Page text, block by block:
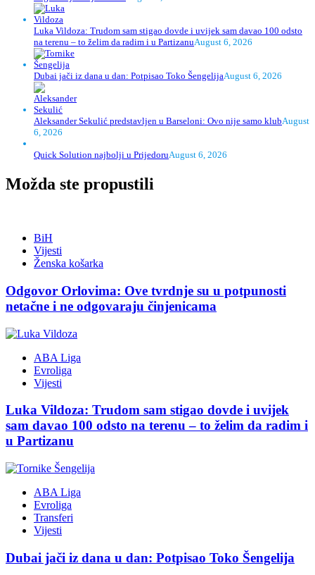
Luka Vildoza: Trudom sam stigao dovde i uvijek sam davao 100 odsto
na terenu – to želim da radim i u PartizanuAugust 6, 2026
Dubai jači iz dana u dan: Potpisao Toko ŠengelijaAugust 6, 2026
Aleksander Sekulić predstavljen u Barseloni: Ovo nije samo klubAugust
6, 2026
Quick Solution najbolji u PrijedoruAugust 6, 2026
Možda ste propustili
BiH
Vijesti
Ženska košarka
Odgovor Orlovima: ​Ove tvrdnje su u potpunosti
netačne i ne odgovaraju činjenicama
ABA Liga
Evroliga
Vijesti
Luka Vildoza: Trudom sam stigao dovde i uvijek
sam davao 100 odsto na terenu – to želim da radim i
u Partizanu
ABA Liga
Evroliga
Transferi
Vijesti
Dubai jači iz dana u dan: Potpisao Toko Šengelija